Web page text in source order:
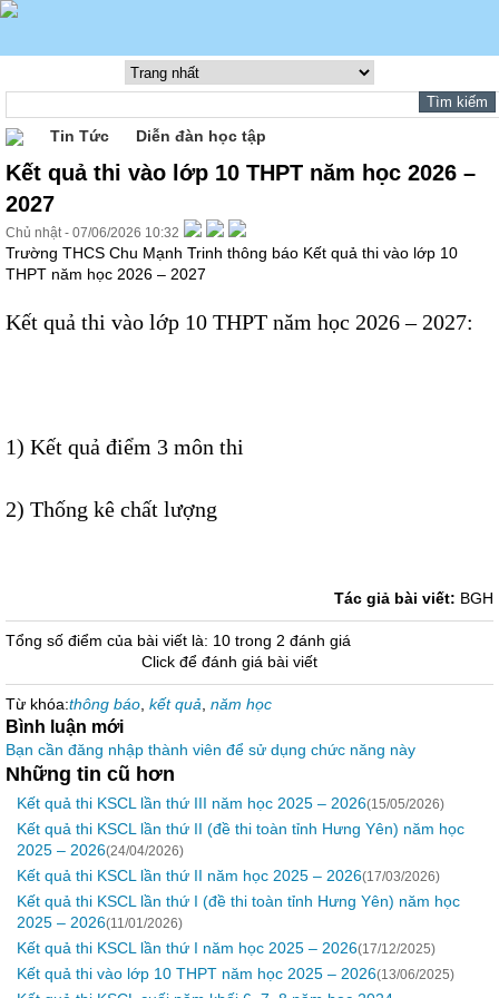
Tin Tức Diễn đàn học tập
Kết quả thi vào lớp 10 THPT năm học 2026 –
2027
Chủ nhật - 07/06/2026 10:32
Trường THCS Chu Mạnh Trinh thông báo Kết quả thi vào lớp 10
THPT năm học 2026 – 2027
Kết quả thi vào lớp 10 THPT năm học 2026 – 2027:
1) Kết quả điểm 3 môn thi
2) Thống kê chất lượng
Tác giả bài viết: BGH
Tổng số điểm của bài viết là: 10 trong 2 đánh giá
Click để đánh giá bài viết
Từ khóa:thông báo kết quả năm học
Bình luận mới
Bạn cần đăng nhập thành viên để sử dụng chức năng này
Những tin cũ hơn
Kết quả thi KSCL lần thứ III năm học 2025 – 2026(15/05/2026)
Kết quả thi KSCL lần thứ II (đề thi toàn tỉnh Hưng Yên) năm học
2025 – 2026(24/04/2026)
Kết quả thi KSCL lần thứ II năm học 2025 – 2026(17/03/2026)
Kết quả thi KSCL lần thứ I (đề thi toàn tỉnh Hưng Yên) năm học
2025 – 2026(11/01/2026)
Kết quả thi KSCL lần thứ I năm học 2025 – 2026(17/12/2025)
Kết quả thi vào lớp 10 THPT năm học 2025 – 2026(13/06/2025)